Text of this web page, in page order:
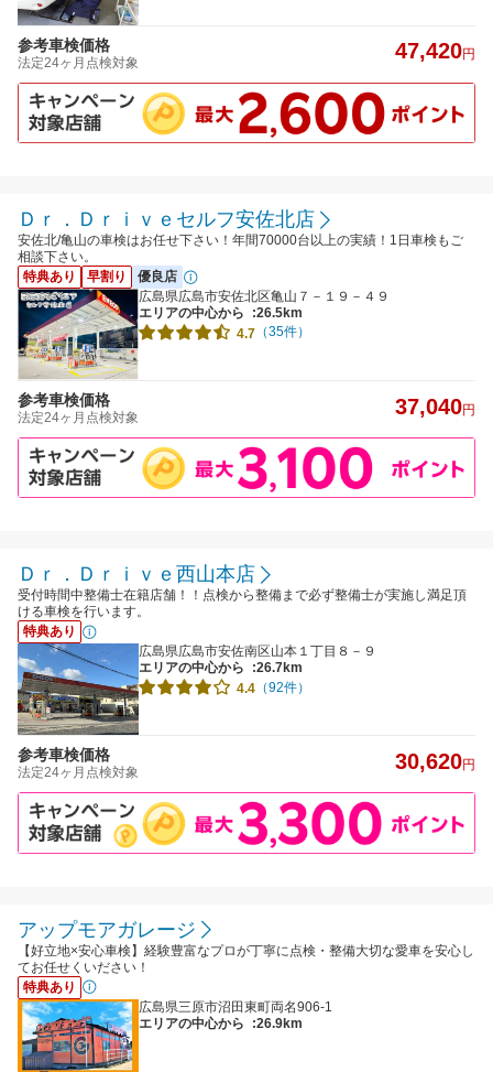
参考車検価格
法定24ヶ月点検対象 47,420円
Ｄｒ．Ｄｒｉｖｅセルフ安佐北店
安佐北/亀山の車検はお任せ下さい！年間70000台以上の実績！1日車検もご
相談下さい。
特典あり
早割り
優良店
広島県広島市安佐北区亀山７－１９－４９
エリアの中心から
:26.5km
4.7 （35件）
参考車検価格
法定24ヶ月点検対象 37,040円
Ｄｒ．Ｄｒｉｖｅ西山本店
受付時間中整備士在籍店舗！！点検から整備まで必ず整備士が実施し満足頂
ける車検を行います。
特典あり
広島県広島市安佐南区山本１丁目８－９
エリアの中心から
:26.7km
4.4 （92件）
参考車検価格
法定24ヶ月点検対象 30,620円
アップモアガレージ
【好立地×安心車検】経験豊富なプロが丁寧に点検・整備大切な愛車を安心し
てお任せくいださい！
特典あり
広島県三原市沼田東町両名906-1
エリアの中心から
:26.9km